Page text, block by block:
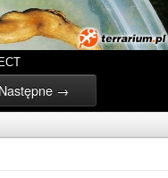
Następne →